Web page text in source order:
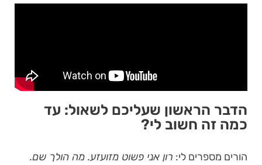
הדבר הראשון שעליכם לשאול: עד
כמה זה חשוב לי?
הורים מספרים לי: רון אני פשוט מזועזע. מה הולך שם.